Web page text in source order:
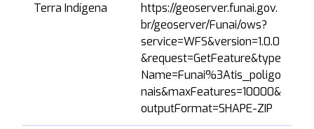
Terra Indígena
https://geoserver.funai.gov.
br/geoserver/Funai/ows?
service=WFS&version=1.0.0
&request=GetFeature&type
Name=Funai%3Atis_poligo
nais&maxFeatures=10000&
outputFormat=SHAPE-ZIP